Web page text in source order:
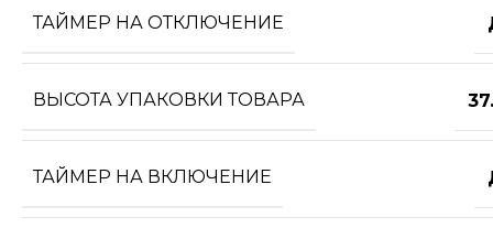
ТАЙМЕР НА ОТКЛЮЧЕНИЕ
ВЫСОТА УПАКОВКИ ТОВАРА
ТАЙМЕР НА ВКЛЮЧЕНИЕ